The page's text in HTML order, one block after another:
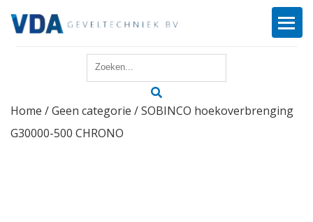
Reparatie
Home /Geen categorie / SOBINCO hoekoverbrenging
G30000-500 CHRONO